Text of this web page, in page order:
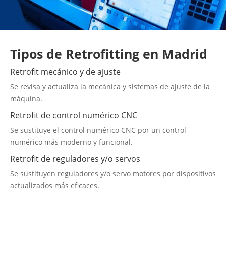
Tipos de Retrofitting en Madrid
Retrofit mecánico y de ajuste
Se revisa y actualiza la mecánica y sistemas de ajuste de la
máquina.
Retrofit de control numérico CNC
Se sustituye el control numérico CNC por un control
numérico más moderno y funcional.
Retrofit de reguladores y/o servos
Se sustituyen reguladores y/o servo motores por dispositivos
actualizados más eficaces.